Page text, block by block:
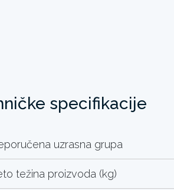
specifikacije
uzrasna grupa
težina proizvoda (kg)